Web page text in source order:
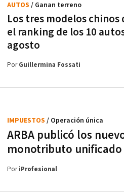
Los tres modelos chinos
el ranking de los 10
agosto
AUTOS / Ganan terreno
PorGuillermina Fossati
ARBA publicó los
monotributo unificado
IMPUESTOS / Operación única
PoriProfesional